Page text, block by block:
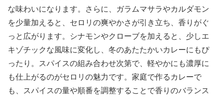
な味わいになります。さらに、ガラムマサラやカルダモン
を少量加えると、セロリの爽やかさが引き立ち、香りがぐ
っと広がります。シナモンやクローブを加えると、少しエ
キゾチックな風味に変化し、冬のあたたかいカレーにもぴ
ったり。スパイスの組み合わせ次第で、軽やかにも濃厚に
も仕上がるのがセロリの魅力です。家庭で作るカレーで
も、スパイスの量や順番を調整することで香りのバランス